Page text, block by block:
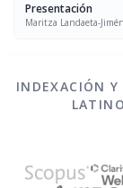
Presentación
Maritza Landaeta-
INDEXACIÓN